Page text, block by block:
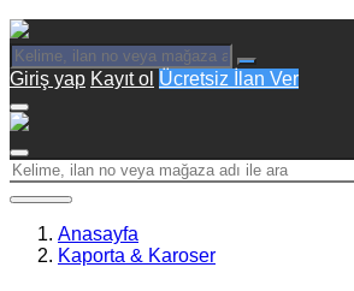
Giriş yap Kayıt ol Ücretsiz İlan Ver
Anasayfa
Kaporta & Karoser